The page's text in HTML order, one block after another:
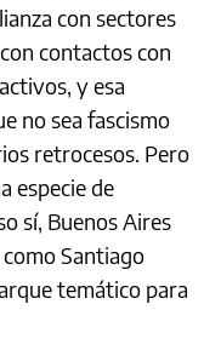
con sectores
contactos con
y esa
no sea fascismo
retrocesos. Pero
especie de
sí, Buenos Aires
Santiago
temático para